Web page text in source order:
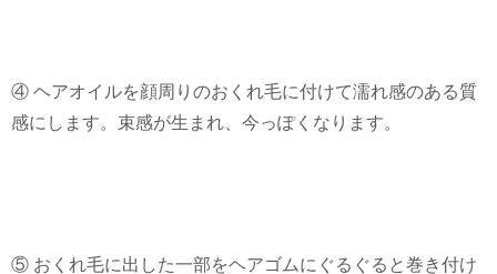
④ ヘアオイルを顔周りのおくれ毛に付けて濡れ感のある質
感にします。束感が生まれ、今っぽくなります。
⑤ おくれ毛に出した一部をヘアゴムにぐるぐると巻き付け